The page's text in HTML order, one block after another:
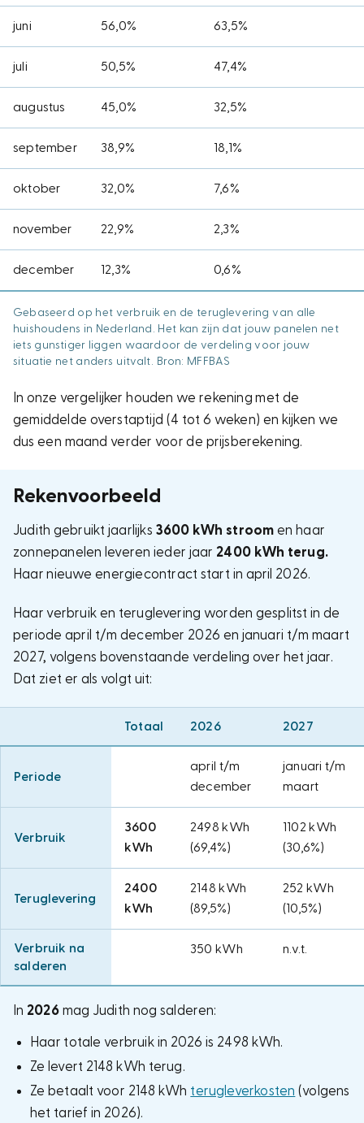
juni 56,0% 63,5%
juli 50,5% 47,4%
augustus 45,0% 32,5%
september 38,9% 18,1%
oktober 32,0% 7,6%
november 22,9% 2,3%
december 12,3% 0,6%
Gebaseerd op het verbruik en de teruglevering van alle
huishoudens in Nederland. Het kan zijn dat jouw panelen net
iets gunstiger liggen waardoor de verdeling voor jouw
situatie net anders uitvalt. Bron: MFFBAS
In onze vergelijker houden we rekening met de
gemiddelde overstaptijd (4 tot 6 weken) en kijken we
dus een maand verder voor de prijsberekening.
Rekenvoorbeeld
Judith gebruikt jaarlijks 3600 kWh stroom en haar
zonnepanelen leveren ieder jaar 2400 kWh terug.
Haar nieuwe energiecontract start in april 2026.
Haar verbruik en teruglevering worden gesplitst in de
periode april t/m december 2026 en januari t/m maart
2027, volgens bovenstaande verdeling over het jaar.
Dat ziet er als volgt uit:
Totaal 2026 2027
Periode
april t/m
december
januari t/m
maart
Verbruik
3600
kWh
2498 kWh
(69,4%)
1102 kWh
(30,6%)
Teruglevering
2400
kWh
2148 kWh
(89,5%)
252 kWh
(10,5%)
Verbruik na
salderen
350 kWh n.v.t.
In 2026mag Judith nog salderen:
Haar totale verbruik in 2026 is 2498 kWh.
Ze levert 2148 kWh terug.
Ze betaalt voor 2148 kWh terugleverkosten (volgens
het tarief in 2026).